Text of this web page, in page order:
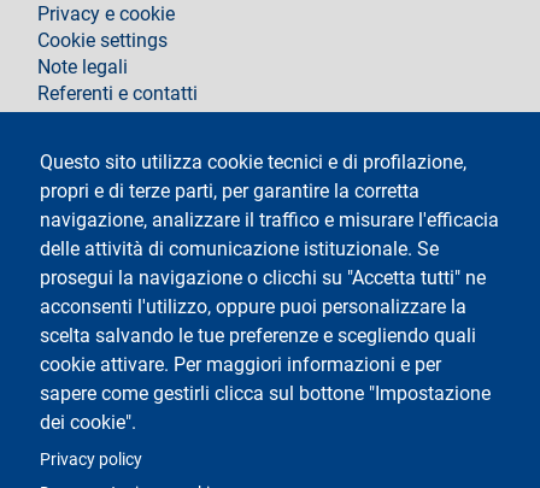
Questo sito utilizza cookie tecnici e di profilazione,
propri e di terze parti, per garantire la corretta
navigazione, analizzare il traffico e misurare l'efficacia
delle attività di comunicazione istituzionale. Se
prosegui la navigazione o clicchi su "Accetta tutti" ne
acconsenti l'utilizzo, oppure puoi personalizzare la
scelta salvando le tue preferenze e scegliendo quali
cookie attivare. Per maggiori informazioni e per
sapere come gestirli clicca sul bottone "Impostazione
dei cookie".
Privacy policy
Privacy e cookie
Cookie settings
Note legali
Referenti e contatti
Testo
Università degli Studi di Milano
Via Festa del Perdono 7 - 20122 Milano
Tel.+39 02 5032 5032
Posta Elettronica Certificata
Logo